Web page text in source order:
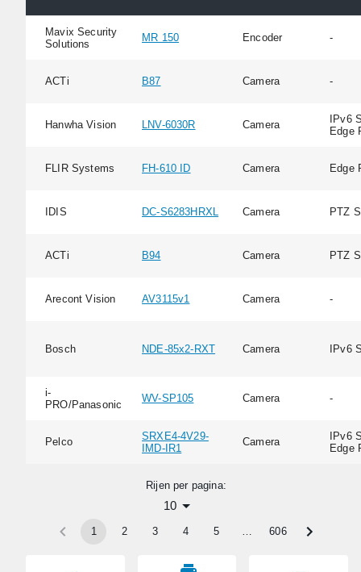
Mavix Security
Solutions
MR 150 Encoder -
ACTi B87 Camera -
Hanwha Vision LNV-6030R Camera
IPv6
Edge
FLIR Systems FH-610 ID Camera Edge
IDIS DC-S6283HRXL Camera PTZ
ACTi B94 Camera PTZ
Arecont Vision AV3115v1 Camera -
Bosch NDE-85x2-RXT Camera IPv6
i-
PRO/Panasonic
WV-SP105 Camera -
Pelco
SRXE4-4V29-
IMD-IR1
Camera
IPv6
Edge
Rijen per pagina:
10
1 2 3 4 5 … 606